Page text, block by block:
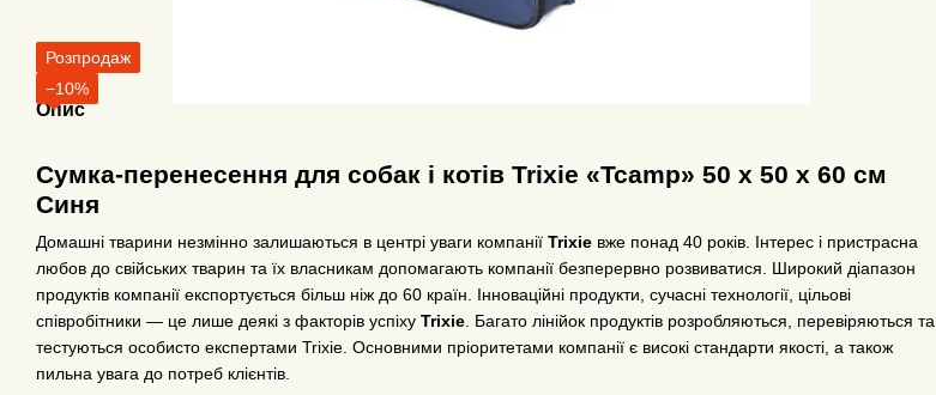
Розпродаж
−10%
Опис
Сумка-перенесення для собак і котів Trixie «Tcamp» 50 x 50 x 60 см
Синя
Домашні тварини незмінно залишаються в центрі уваги компанії Trixie вже понад 40 років. Інтерес і пристрасна
любов до свійських тварин та їх власникам допомагають компанії безперервно розвиватися. Широкий діапазон
продуктів компанії експортується більш ніж до 60 країн. Інноваційні продукти, сучасні технології, цільові
співробітники — це лише деякі з факторів успіху Trixie. Багато лінійок продуктів розробляються, перевіряються та
тестуються особисто експертами Trixie. Основними пріоритетами компанії є високі стандарти якості, а також
пильна увага до потреб клієнтів.